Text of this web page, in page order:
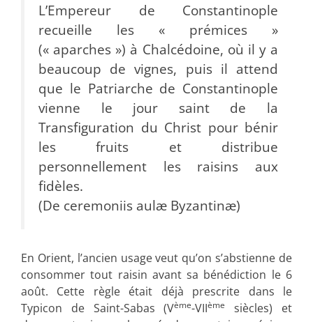
L’Empereur de Constantinople
recueille les « prémices »
(« aparches ») à Chalcédoine, où il y a
beaucoup de vignes, puis il attend
que le Patriarche de Constantinople
vienne le jour saint de la
Transfiguration du Christ pour bénir
les fruits et distribue
personnellement les raisins aux
fidèles.
(De ceremoniis aulæ Byzantinæ)
En Orient, l’ancien usage veut qu’on s’abstienne de
consommer tout raisin avant sa bénédiction le 6
août. Cette règle était déjà prescrite dans le
Typicon de Saint-Sabas (Vème-VIIème
siècles) et